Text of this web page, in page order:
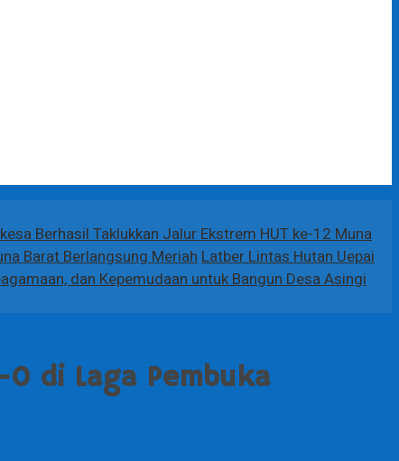
Berhasil Taklukkan Jalur Ekstrem HUT ke-12 Muna
Barat Berlangsung MeriahLatber Lintas Hutan Uepai
dan Kepemudaan untuk Bangun Desa Asingi
0 di Laga Pembuka